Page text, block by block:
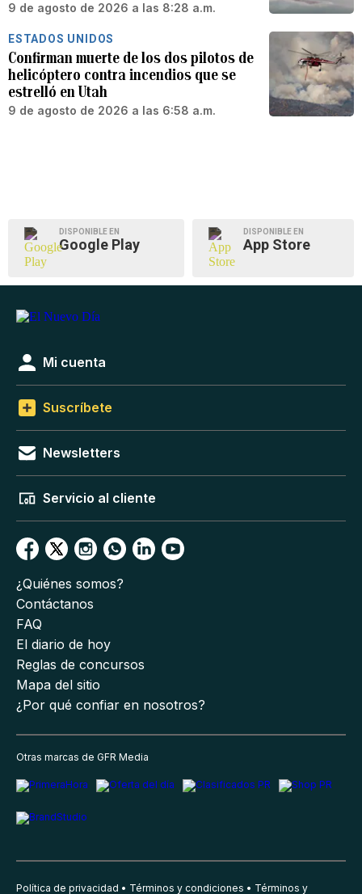
9 de agosto de 2026 a las 8:28 a.m.
ESTADOS UNIDOS
Confirman muerte de los dos pilotos de
helicóptero contra incendios que se
estrelló en Utah
9 de agosto de 2026 a las 6:58 a.m.
DISPONIBLE EN
Google Play
DISPONIBLE EN
App Store
Mi cuenta
Suscríbete
Newsletters
Servicio al cliente
¿Quiénes somos?
Contáctanos
FAQ
El diario de hoy
Reglas de concursos
Mapa del sitio
¿Por qué confiar en nosotros?
Otras marcas de GFR Media
Política de privacidad Términos y condiciones Términos y